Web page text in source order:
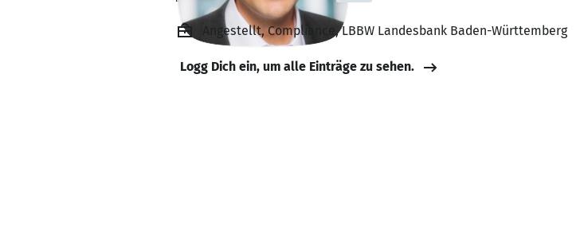
Angestellt, Compliance, LBBW Landesbank Baden-Württemberg
Logg Dich ein, um alle Einträge zu sehen.